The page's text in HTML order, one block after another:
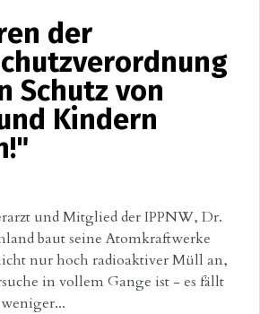
der
Schutz von
Kindern
und Mitglied der IPPNW, Dr.
baut seine Atomkraftwerke
nur hoch radioaktiver Müll an,
in vollem Gange ist - es fällt